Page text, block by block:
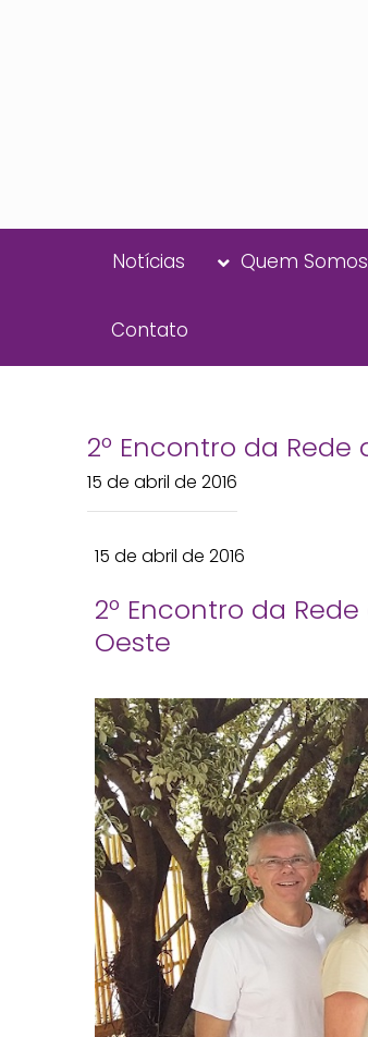
Notícias Quem Somos
Contato
2º Encontro da
15 de abril de 2016
15 de abril de 2016
2º Encontro da
Oeste